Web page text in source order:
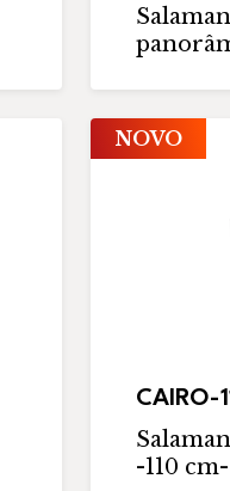
NOVO
CAIRO-
-110 cm-